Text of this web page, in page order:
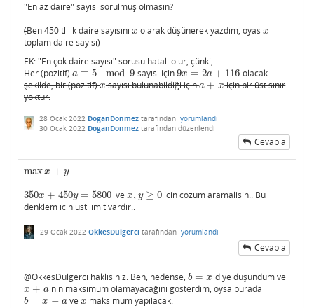
"En az daire" sayısı sorulmuş olmasın?
(Ben 450 tl lik daire sayısını x
x olarak düşünerek yazdım, oyas x
x
toplam daire sayısı)
EK: "En çok daire sayısı" sorusu hatalı olur, çünki,
Her (pozitif)a ≡ 5 mod 9
a≡5mod 9 sayısı için9x = 2a + 116
9x= 2a +116
olacak
şekilde, bir (pozitif)x
xsayısı bulunabildiği içina + x
a+x
için bir üst sınır
yoktur.
28 Ocak 2022 DoganDonmez tarafından yorumlandı
30 Ocak 2022 DoganDonmez tarafından düzenlendi
Cevapla
maxx + y
maxx+
350x + 450y = 5800
350x+ 450y=5800 vex, y ≥ 0
x,y ≥0
icin cozum aramalisin.. Bu
denklem icin ust limit vardir..
29 Ocak 2022 OkkesDulgerci tarafından yorumlandı
Cevapla
@OkkesDulgerci haklısınız. Ben, nedense, b = x
b =x diye düşündüm ve
x + a
x+ a nın maksimum olamayacağını gösterdim, oysa burada
b = x − a
b =x−a vex
x maksimum yapılacak.